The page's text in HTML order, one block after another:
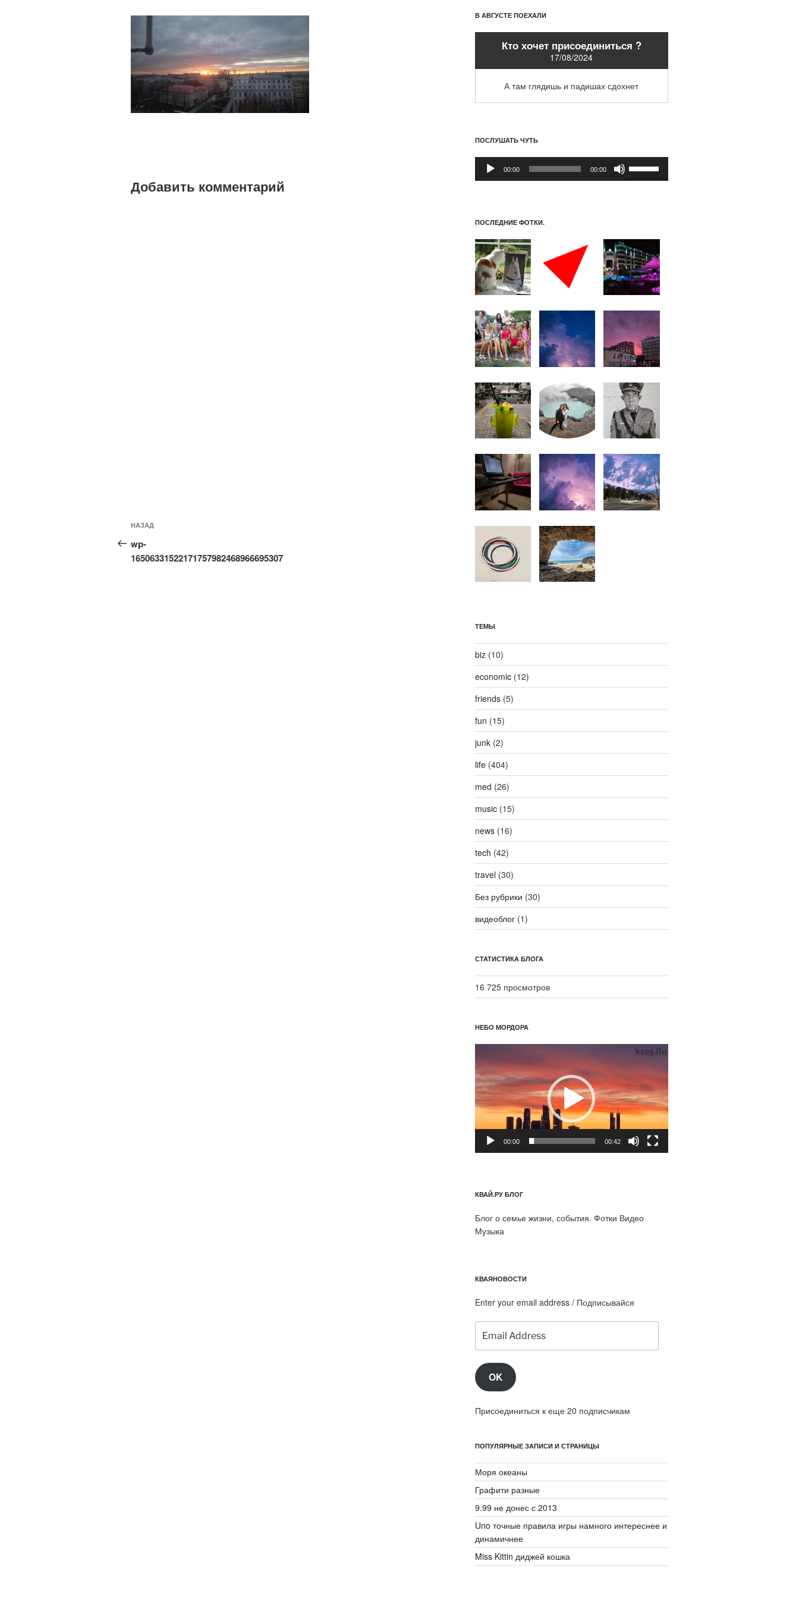
Добавить комментарий
Навигация
по
записям
Предыдущая
запись:
НАЗАД
wp-
16506331522171757982468966695307
В АВГУСТЕ ПОЕХАЛИ
Кто хочет присоединиться ?
17/08/2024
А там глядишь и падишах сдохнет
ПОСЛУШАТЬ ЧУТЬ
Аудиоплеер
00:00 00:00
или
уменьшить
громкость.
ПОСЛЕДНИЕ ФОТКИ.
ТЕМЫ
biz(10)
economic(12)
friends(5)
fun (15)
junk(2)
life(404)
med (26)
music(15)
news(16)
tech (42)
travel(30)
Без рубрики (30)
видеоблог(1)
СТАТИСТИКА БЛОГА
16 725 просмотров
НЕБО МОРДОРА
00:00 00:42
КВАЙ.РУ БЛОГ
Блог о семье жизни, события. Фотки Видео
Музыка
КВАЯНОВОСТИ
Enter your email address / Подписывайся
Address
OK
Присоединиться к еще 20 подписчикам
ПОПУЛЯРНЫЕ ЗАПИСИ И СТРАНИЦЫ
Моря океаны
Графити разные
9.99 не донес с 2013
Uno точные правила игры намного интереснее и
динамичнее
Miss Kittin диджей кошка